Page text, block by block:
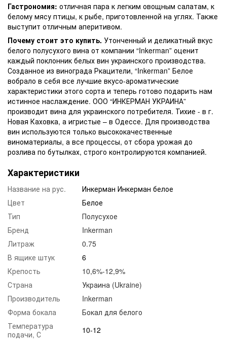
Гастрономия: отличная пара к легким овощным салатам, к
белому мясу птицы, к рыбе, приготовленной на углях. Также
выступит отличным аперитивом.
Почему стоит это купить. Утонченный и деликатный вкус
белого полусухого вина от компании “Inkerman” оценит
каждый поклонник белых вин украинского производства.
Созданное из винограда Ркацители, “Inkerman” Белое
вобрало в себя все лучшие вкусо-ароматические
характеристики этого сорта и теперь готово подарить нам
истинное наслаждение. ООО “ИНКЕРМАН УКРАИНА”
производит вина для украинского потребителя. Тихие - в г.
Новая Каховка, а игристые – в Одессе. Для производства
вин используются только высококачественные
виноматериалы, а все процессы, от сбора урожая до
розлива по бутылках, строго контролируются компанией.
Характеристики
Название на рус.
Инкерман Инкерман белое
Цвет
Белое
Тип
Полусухое
Бренд
Inkerman
Литраж
0.75
В ящике штук
6
Крепость
10,6%-12,9%
Страна
Украина (Ukraine)
Производитель
Inkerman
Форма бокала
Бокал для белого
Температура
подачи, С
10-12